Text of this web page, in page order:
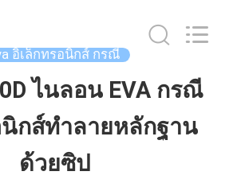
อิเล็กทรอนิกส์ กรณี
ไนลอน EVA กรณี
นิกส์ทำลายหลักฐาน
ด้วยซิป